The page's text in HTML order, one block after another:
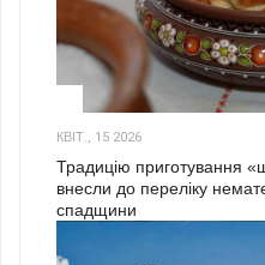
КВІТ., 15 2026
Традицію приготування
внесли до переліку
спадщини